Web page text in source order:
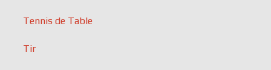
Tennis de Table
Tir